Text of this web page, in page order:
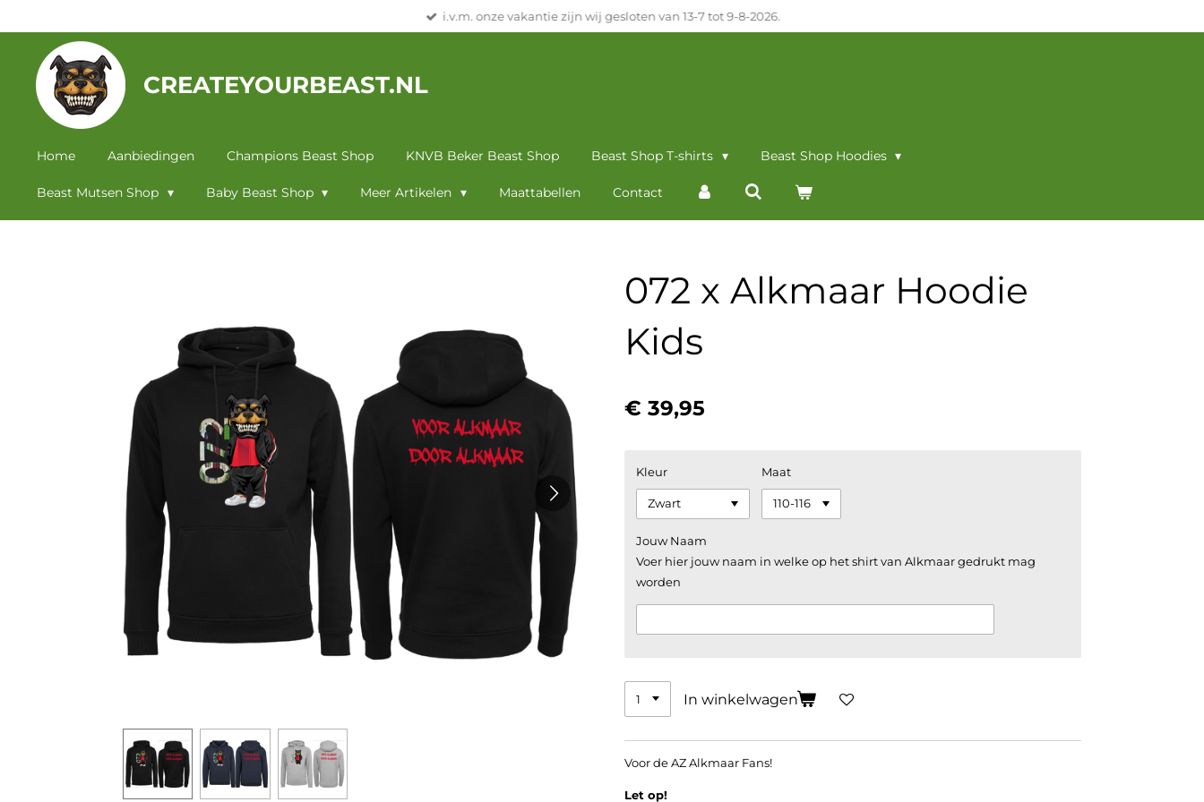
hoofdinhoud
i.v.m. onze vakantie zijn wij gesloten van 13-7 tot 9-8-2026.
CREATEYOURBEAST.NL
Home Aanbiedingen Champions Beast Shop KNVB Beker Beast Shop Beast Shop T-shirts Beast Shop Hoodies
Beast Mutsen Shop Baby Beast Shop Meer Artikelen Maattabellen Contact
072 x Alkmaar Hoodie
Kids
€ 39,95
Kleur Maat
Jouw Naam
Voer hier jouw naam in welke op het shirt van Alkmaar gedrukt mag
worden
In winkelwagen
Voor de AZ Alkmaar Fans!
Let op!